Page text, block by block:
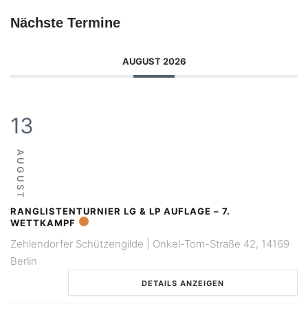
Nächste Termine
AUGUST 2026
13
AUGUST
RANGLISTENTURNIER LG & LP AUFLAGE – 7.
WETTKAMPF
Zehlendorfer Schützengilde | Onkel-Tom-Straße 42, 14169
Berlin
DETAILS ANZEIGEN